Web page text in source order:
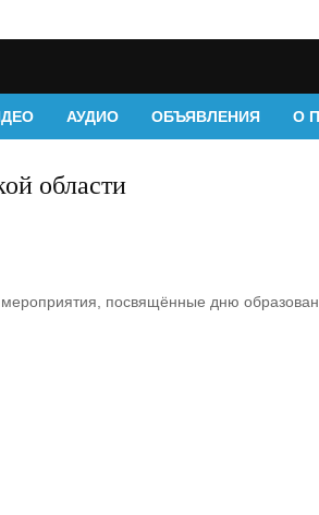
АУДИО ОБЪЯВЛЕНИЯ О
области
посвящённые дню